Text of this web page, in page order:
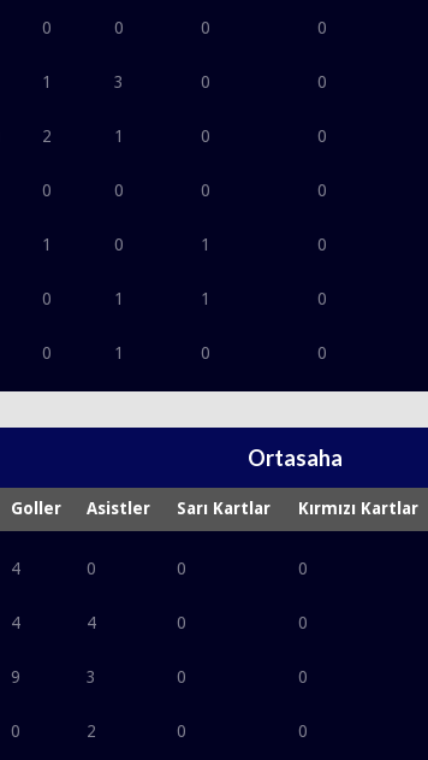
0 0 0 0
1 3 0 0
2 1 0 0
0 0 0 0
1 0 1 0
0 1 1 0
0 1 0 0
Ortasaha
Goller Asistler Sarı Kartlar Kırmızı Kartlar
4 0 0 0
4 4 0 0
9 3 0 0
0 2 0 0